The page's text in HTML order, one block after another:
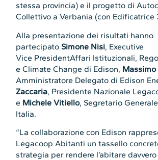
stessa provincia) e il progetto di
Collettivo a Verbania (con Edificatrice
Alla presentazione dei risultati hanno
partecipato Simone Nisi, Executive
Vice PresidentAffari Istituzionali,
e Climate Change di Edison, Massimo
Amministratore Delegato di Edison
Zaccaria, Presidente Nazionale
e Michele Vitiello, Segretario
Italia.
“La collaborazione con Edison
Legacoop Abitanti un tassello
strategia per rendere l’abitare